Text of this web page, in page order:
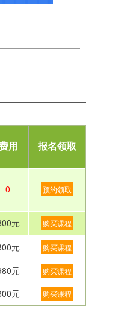
用 报名领取
0 预约领取
元 购买课程
元 购买课程
元 购买课程
元 购买课程